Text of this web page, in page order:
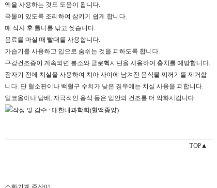
액을 사용하는 것도 도움이 됩니다.
국물이 있도록 조리하여 삼키기 쉽게 합니다.
매 식사 후 틀니를 닦고 씻습니다.
음료를 마실 때 빨대를 사용합니다.
가습기를 사용하고 입으로 숨쉬는 것을 피하도록 합니다.
구강건조증이 계속되면 불소와 클로헥시딘을 사용하여 충치를 예방합니다.
잠자기 전에 치실을 사용하여 치아 사이에 남겨진 음식물 찌꺼기를 제거합
니다. 단 혈소판이나 백혈구 수치가 낮은 경우에는 치실 사용을 피합니다.
알코올이나 담배, 자극적인 음식 등은 입안의 건조를 더 악화시킵니다.
TOP▲